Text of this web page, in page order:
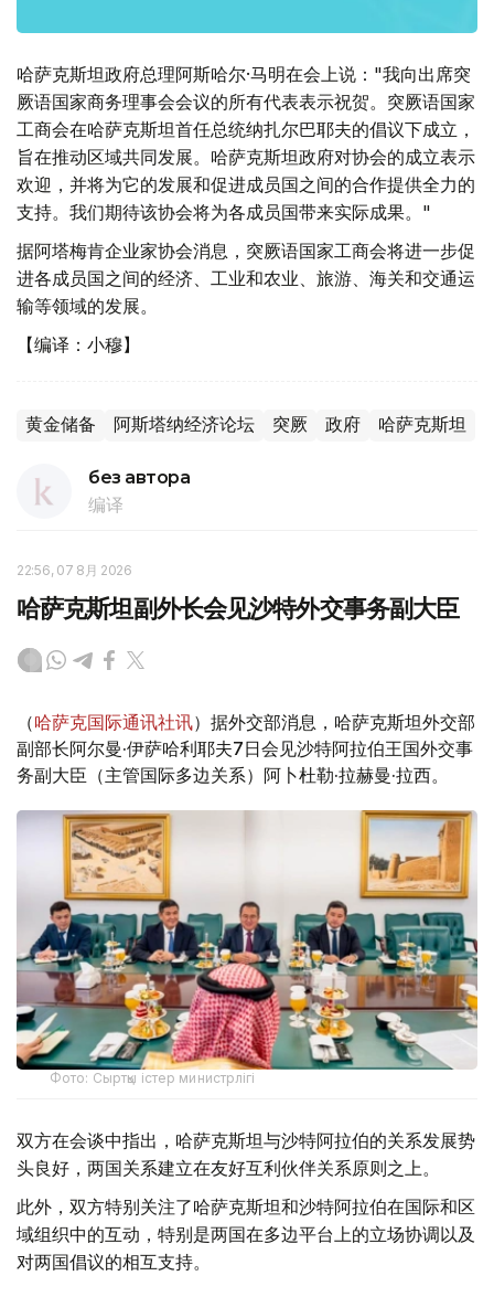
哈萨克斯坦政府总理阿斯哈尔·马明在会上说："我向出席突
厥语国家商务理事会会议的所有代表表示祝贺。突厥语国家
工商会在哈萨克斯坦首任总统纳扎尔巴耶夫的倡议下成立，
旨在推动区域共同发展。哈萨克斯坦政府对协会的成立表示
欢迎，并将为它的发展和促进成员国之间的合作提供全力的
支持。我们期待该协会将为各成员国带来实际成果。"
据阿塔梅肯企业家协会消息，突厥语国家工商会将进一步促
进各成员国之间的经济、工业和农业、旅游、海关和交通运
输等领域的发展。
【编译：小穆】
黄金储备 阿斯塔纳经济论坛 突厥 政府 哈萨克斯坦
без автора
编译
22:56, 07 8月 2026
哈萨克斯坦副外长会见沙特外交事务副大臣
（哈萨克国际通讯社讯）据外交部消息，哈萨克斯坦外交部
副部长阿尔曼·伊萨哈利耶夫7日会见沙特阿拉伯王国外交事
务副大臣（主管国际多边关系）阿卜杜勒·拉赫曼·拉西。
Фото: Сыртқы істер министрлігі
双方在会谈中指出，哈萨克斯坦与沙特阿拉伯的关系发展势
头良好，两国关系建立在友好互利伙伴关系原则之上。
此外，双方特别关注了哈萨克斯坦和沙特阿拉伯在国际和区
域组织中的互动，特别是两国在多边平台上的立场协调以及
对两国倡议的相互支持。